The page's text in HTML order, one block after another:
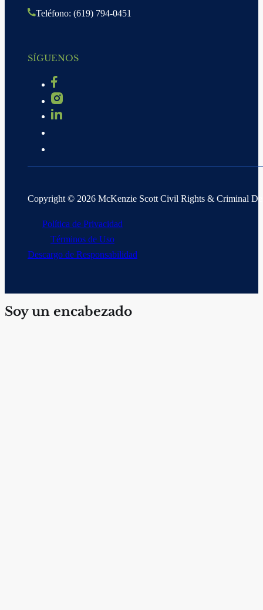
Teléfono: (619) 794-0451
SÍGUENOS
Copyright © 2026 McKenzie Scott Civil Rights & Criminal
Política de Privacidad
Términos de Uso
Descargo de Responsabilidad
Soy un encabezado